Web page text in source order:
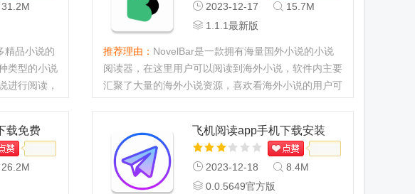
31.2M
精品小说的
类型的小说
进行阅读，
2023-12-17
15.7M
1.1.1最新版
推荐理由： NovelBar是一款拥有海量国外小说的小说
阅读器，在这里用户可以阅读到海外小说，软件内主要
汇聚了大量的海外小说资源，喜欢看海外小说的用户可
载免费
26.2M
飞机阅读app手机下载安装
2023-12-18
8.4M
0.0.5649官方版